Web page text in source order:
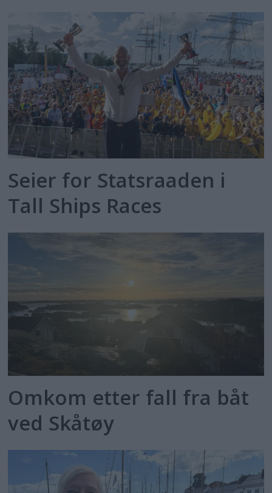
Seier for Statsraaden i
Tall Ships Races
Omkom etter fall fra båt
ved Skåtøy